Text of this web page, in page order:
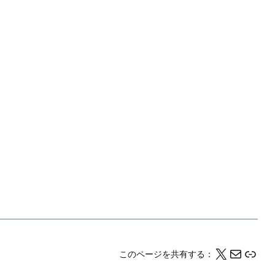
このページを共有する： X メール このページの情報をクリップボードにコピーする